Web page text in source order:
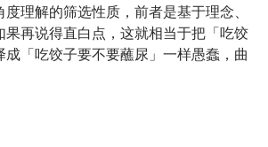
理解的筛选性质，前者是基于理念、
果再说得直白点，这就相当于把「吃饺
「吃饺子要不要蘸尿」一样愚蠢，曲